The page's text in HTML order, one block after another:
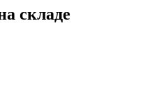
складе